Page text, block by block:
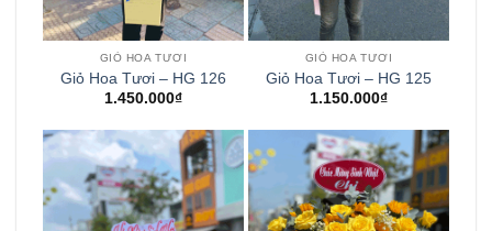
GIỎ HOA TƯƠI
Giỏ Hoa Tươi – HG 126
1.450.000₫
GIỎ HOA TƯƠI
Giỏ Hoa Tươi – HG 125
1.150.000₫